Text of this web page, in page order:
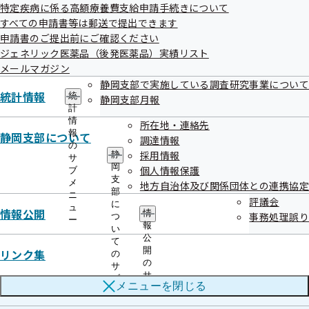
特定疾病に係る高額療養費支給申請手続きについて
すべての申請書等は郵送で提出できます
申請書のご提出前にご確認ください
ジェネリック医薬品（後発医薬品）実績リスト
メールマガジン
統計情報
統
計
情
報
の
サ
ブ
メ
ニ
ュ
ー
静岡支部で実施している調査研究事業について
静岡支部月報
静岡支部について
静
岡
支
部
に
つ
い
て
の
サ
ブ
メ
ニ
所在地・連絡先
調達情報
採用情報
個人情報保護
地方自治体及び関係団体との連携協定
情報公開
情
報
公
開
の
サ
ブ
メ
評議会
事務処理誤り
リンク集
メニューを閉じる
被保険者（ご本人）様の特定保健指導
被扶養者（ご家族）様の特定保健指導
未治療者に対する受診勧奨業務の外部委託に
ついて
生活習慣病予防健診で使用する帳票類ダウン
ロード【契約健診機関様専用】
静岡支部【健診専用】LINE公式アカウントに
ついて